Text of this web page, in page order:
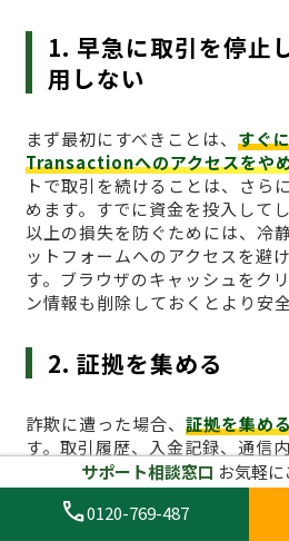
1. 早急に取引を停止
用しない
まず最初にすべきことは、 すぐ
Transactionへのアクセスをや
トで取引を続けることは、さら
めます。すでに資金を投入して
以上の損失を防ぐためには、冷
ットフォームへのアクセスを避
す。ブラウザのキャッシュをク
ン情報も削除しておくとより安全
2. 証拠を集める
詐欺に遭った場合、 証拠を集め
す。取引履歴、入金記録、通信
トなど、可能な限り詳細な証拠
らの証拠は後に被害届を提出す
す。また、サイトが提供してい
サポート相談窓口 お気軽に
call0120-769-487